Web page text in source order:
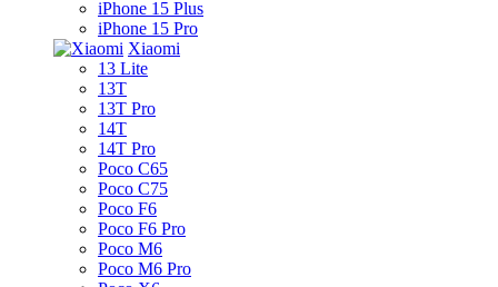
iPhone 15 Plus
iPhone 15 Pro
Xiaomi
13 Lite
13T
13T Pro
14T
14T Pro
Poco C65
Poco C75
Poco F6
Poco F6 Pro
Poco M6
Poco M6 Pro